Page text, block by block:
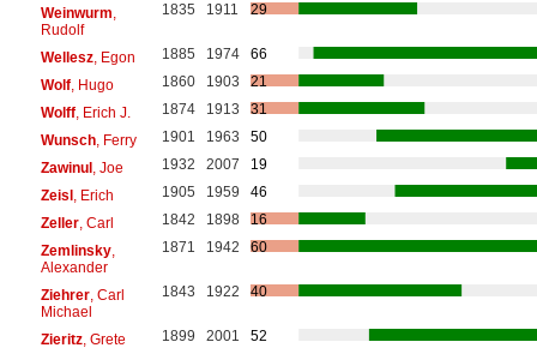
Weinwurm,
Rudolf
1835 1911 29
Wellesz, Egon 1885 1974
66
Wolf, Hugo 1860 1903
21
Wolff, Erich J. 1874 1913
31
Wunsch, Ferry 1901 1963
50
Zawinul , Joe 1932 2007
19
Zeisl , Erich 1905 1959
46
Zeller, Carl 1842 1898
16
Zemlinsky,
Alexander
1871 1942 60
Ziehrer, Carl
Michael
1843 1922 40
Zieritz, Grete 1899 2001
52